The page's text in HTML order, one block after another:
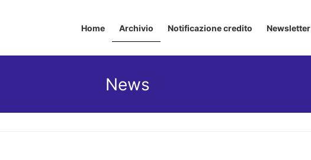
Home Archivio Notificazione credito Newsletter
News